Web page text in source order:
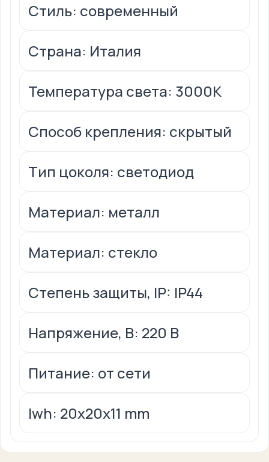
Стиль: современный
Страна: Италия
Температура света: 3000К
Способ крепления: скрытый
Тип цоколя: светодиод
Материал: металл
Материал: стекло
Степень защиты, IP: IP44
Напряжение, В: 220 В
Питание: от сети
lwh: 20x20x11 mm